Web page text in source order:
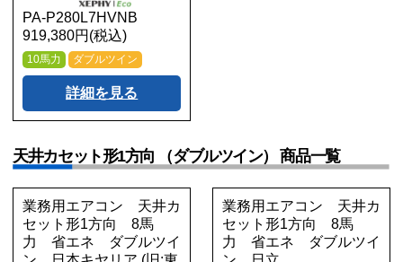
PA-P280L7HVNB
919,380円(税込)
10馬力 ダブルツイン
詳細を見る
天井カセット形1方向 （ダブルツイン） 商品一覧
業務用エアコン 天井カ
セット形1方向 8馬
力 省エネ ダブルツイ
業務用エアコン 天井カ
セット形1方向 8馬
力 省エネ ダブルツイ